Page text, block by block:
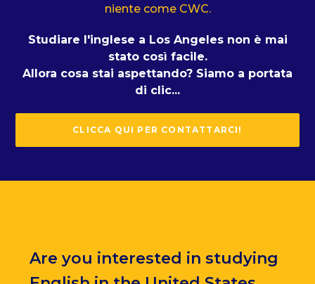
niente come CWC.
Studiare l'inglese a Los Angeles non è mai
stato così facile.
Allora cosa stai aspettando? Siamo a portata
di clic...
CLICCA QUI PER CONTATTARCI!
Are you interested in studying